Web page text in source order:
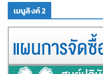
เมนูลิงค์ 2